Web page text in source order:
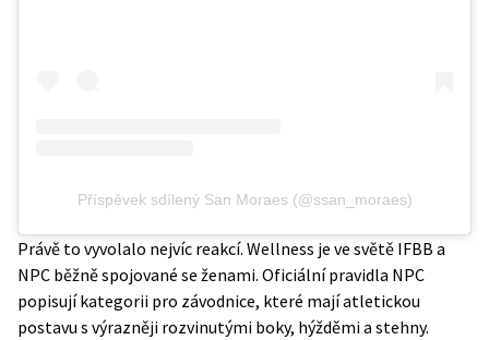
Příspěvek sdílený San Moraes (@ssan_moraes)
Právě to vyvolalo nejvíc reakcí. Wellness je ve světě IFBB a
NPC běžně spojované se ženami. Oficiální pravidla NPC
popisují kategorii pro závodnice, které mají atletickou
postavu s výrazněji rozvinutými boky, hýžděmi a stehny.